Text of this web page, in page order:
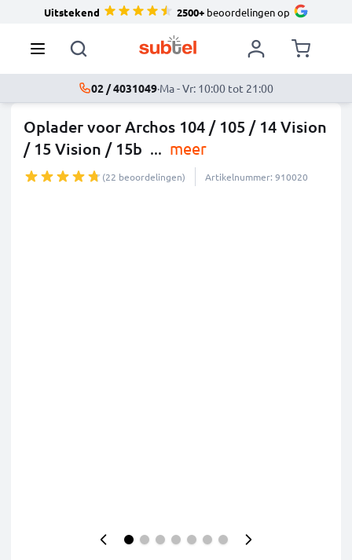
Uitstekend 2500+beoordelingen op
02 / 4031049·Ma - Vr: 10:00 tot 21:00
Oplader voor Archos 104 / 105 / 14 Vision
/ 15 Vision / 15b ... meer
(22 beoordelingen) Artikelnummer: 910020